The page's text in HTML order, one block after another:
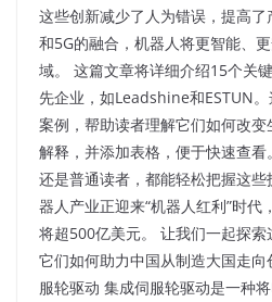
这些创新减少了人为错误，提高
和5G的融合，机器人将更智能、
域。 这篇文章将详细介绍15个关
先企业，如Leadshine和ESTUN
案例，帮助读者理解它们如何改
解释，并添加表格，便于快速查
还是普通读者，都能轻松把握这
器人产业正迎来“机器人红利”时
将超500亿美元。 让我们一起探
它们如何助力中国从制造大国走
服轮驱动 集成伺服轮驱动是一种